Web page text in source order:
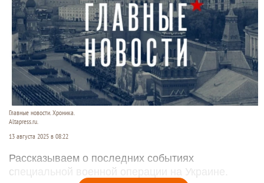
Главные новости. Хроника.
Altapress.ru.
13 августа 2025 в 08:22
Рассказываем о последних событиях
специальной военной операции на Украине.